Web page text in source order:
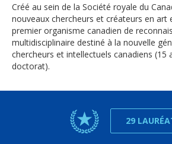
Créé au sein de la Société royale du
nouveaux chercheurs et créateurs en art
premier organisme canadien de
multidisciplinaire destiné à la nouvelle
chercheurs et intellectuels canadiens (15
doctorat).
29